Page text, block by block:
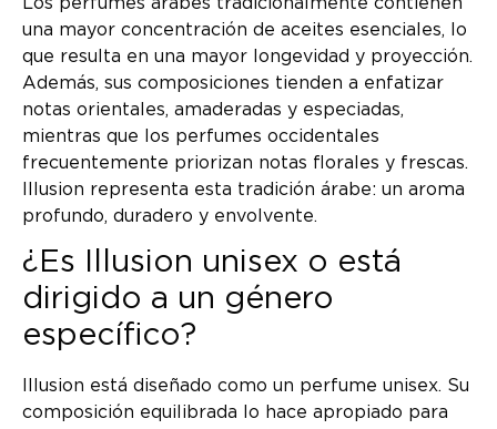
una mayor concentración de aceites esenciales, lo
que resulta en una mayor longevidad y proyección.
Además, sus composiciones tienden a enfatizar
notas orientales, amaderadas y especiadas,
mientras que los perfumes occidentales
frecuentemente priorizan notas florales y frescas.
Illusion representa esta tradición árabe: un aroma
profundo, duradero y envolvente.
¿Es Illusion unisex o está
dirigido a un género
específico?
Illusion está diseñado como un perfume unisex. Su
composición equilibrada lo hace apropiado para